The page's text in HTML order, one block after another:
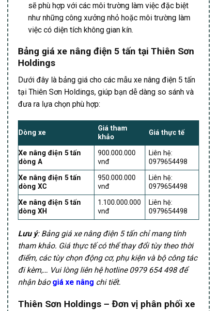
sẽ phù hợp với các môi trường làm việc đặc biệt
như những công xưởng nhỏ hoặc môi trường làm
việc có diện tích không gian kín.
Bảng giá xe nâng điện 5 tấn tại Thiên Sơn
Holdings
Dưới đây là bảng giá cho các mẫu xe nâng điện 5 tấn
tại Thiên Sơn Holdings, giúp bạn dễ dàng so sánh và
đưa ra lựa chọn phù hợp:
Dòng xe
Giá tham
khảo
Giá thực tế
Xe nâng điện 5 tấn
dòng A
900.000.000
vnđ
Liên hệ:
0979654498
Xe nâng điện 5 tấn
dòng XC
950.000.000
vnđ
Liên hệ:
0979654498
Xe nâng điện 5 tấn
dòng XH
1.100.000.000
vnđ
Liên hệ:
0979654498
Lưu ý: Bảng giá xe nâng điện 5 tấn chỉ mang tính
tham khảo. Giá thực tế có thể thay đổi tùy theo thời
điểm, các tùy chọn động cơ, phụ kiện và bộ công tác
đi kèm,… Vui lòng liên hệ hotline 0979 654 498 để
nhận báo giá xe nâng chi tiết.
Thiên Sơn Holdings – Đơn vị phân phối xe